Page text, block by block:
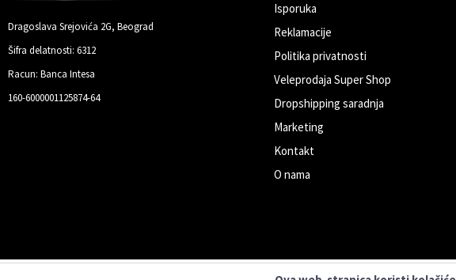
Dragoslava Srejovića 2G, Beograd
Šifra delatnosti: 6312
Racun: Banca Intesa
160-6000001125874-64
Isporuka
Reklamacije
Politika privatnosti
Veleprodaja Super Shop
Dropshipping saradnja
Marketing
Kontakt
O nama